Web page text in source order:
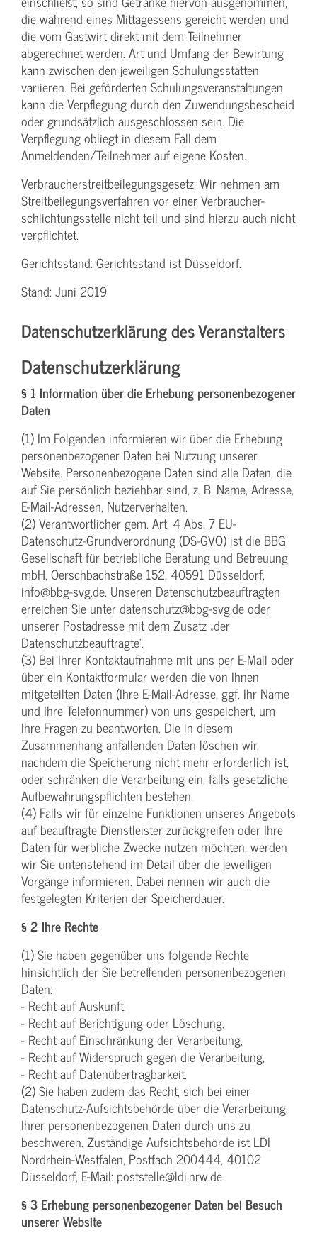
die während eines Mittagessens gereicht werden und
die vom Gastwirt direkt mit dem Teilnehmer
abgerechnet werden. Art und Umfang der Bewirtung
kann zwischen den jeweiligen Schulungsstätten
variieren. Bei geförderten Schulungs­veranstaltungen
kann die Verpflegung durch den Zuwendungs­bescheid
oder grundsätzlich ausgeschlossen sein. Die
Verpflegung obliegt in diesem Fall dem
Anmeldenden/­Teilnehmer auf eigene Kosten.
Verbraucher­streitbeilegungs­gesetz: Wir nehmen am
Streit­beilegungs­verfahren vor einer Verbraucher­
schlichtungs­stelle nicht teil und sind hierzu auch nicht
verpflichtet.
Gerichtsstand: Gerichtsstand ist Düsseldorf.
Stand: Juni 2019
Datenschutzerklärung des Veranstalters
Datenschutzerklärung
§ 1 Information über die Erhebung personenbezogener
Daten
(1) Im Folgenden informieren wir über die Erhebung
personenbezogener Daten bei Nutzung unserer
Website. Personenbezogene Daten sind alle Daten, die
auf Sie persönlich beziehbar sind, z. B. Name, Adresse,
E-Mail-Adressen, Nutzerverhalten.
(2) Verantwortlicher gem. Art. 4 Abs. 7 EU-
Datenschutz-Grundverordnung (DS-GVO) ist die BBG
Gesellschaft für betriebliche Beratung und Betreuung
mbH, Oerschbachstraße 152, 40591 Düsseldorf,
info@bbg-svg.de. Unseren Datenschutzbeauftragten
erreichen Sie unter datenschutz@bbg-svg.de oder
unserer Postadresse mit dem Zusatz „der
Datenschutzbeauftragte“.
(3) Bei Ihrer Kontaktaufnahme mit uns per E-Mail oder
über ein Kontaktformular werden die von Ihnen
mitgeteilten Daten (Ihre E-Mail-Adresse, ggf. Ihr Name
und Ihre Telefonnummer) von uns gespeichert, um
Ihre Fragen zu beantworten. Die in diesem
Zusammenhang anfallenden Daten löschen wir,
nachdem die Speicherung nicht mehr erforderlich ist,
oder schränken die Verarbeitung ein, falls gesetzliche
Aufbewahrungspflichten bestehen.
(4) Falls wir für einzelne Funktionen unseres Angebots
auf beauftragte Dienstleister zurückgreifen oder Ihre
Daten für werbliche Zwecke nutzen möchten, werden
wir Sie untenstehend im Detail über die jeweiligen
Vorgänge informieren. Dabei nennen wir auch die
festgelegten Kriterien der Speicherdauer.
§ 2 Ihre Rechte
(1) Sie haben gegenüber uns folgende Rechte
hinsichtlich der Sie betreffenden personenbezogenen
Daten:
- Recht auf Auskunft,
- Recht auf Berichtigung oder Löschung,
- Recht auf Einschränkung der Verarbeitung,
- Recht auf Widerspruch gegen die Verarbeitung,
- Recht auf Datenübertragbarkeit.
(2) Sie haben zudem das Recht, sich bei einer
Datenschutz-Aufsichtsbehörde über die Verarbeitung
Ihrer personenbezogenen Daten durch uns zu
beschweren. Zuständige Aufsichtsbehörde ist LDI
Nordrhein-Westfalen, Postfach 200444, 40102
Düsseldorf, E-Mail: poststelle@ldi.nrw.de
§ 3 Erhebung personenbezogener Daten bei Besuch
unserer Website